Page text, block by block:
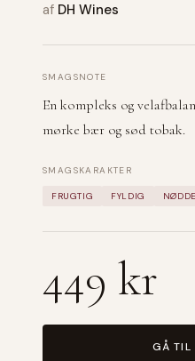
af DH Wines
SMAGSNOTE
En kompleks og
mørke bær og sød tobak.
SMAGSKARAKTER
FRUGTIG FYLDIG
449 kr
GÅ TIL